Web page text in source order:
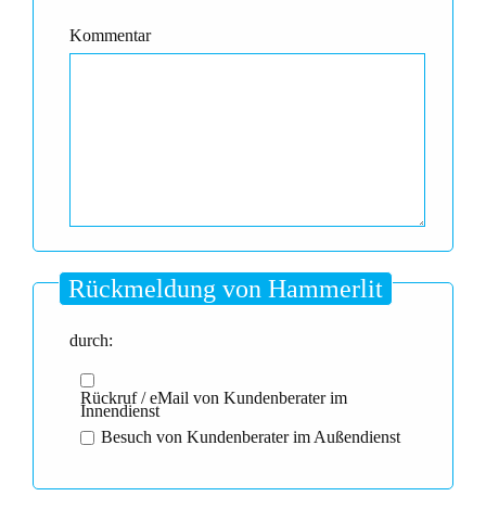
Kommentar
Rückmeldung von Hammerlit
durch:
Rückruf / eMail von Kundenberater im
Innendienst
Besuch von Kundenberater im Außendienst